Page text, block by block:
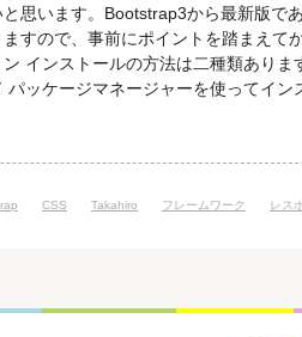
思います。Bootstrap3から最新版で
すので、事前にポイントを踏まえて
インストールの方法は二種類あり
パッケージマネージャーを使ってイン
類のパッケージマネージャーでイン
CSS Takahiro フレームワーク レス